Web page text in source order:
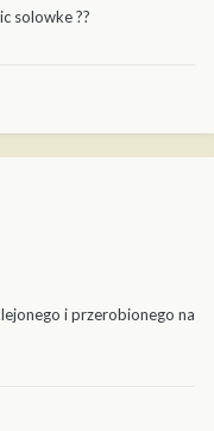
solowke ??
i przerobionego na